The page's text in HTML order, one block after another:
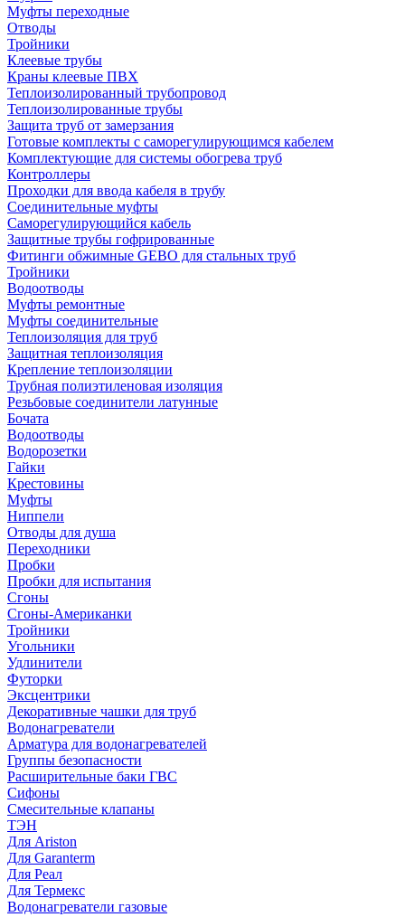
Муфты переходные
Отводы
Тройники
Клеевые трубы
Краны клеевые ПВХ
Теплоизолированный трубопровод
Теплоизолированные трубы
Защита труб от замерзания
Готовые комплекты с саморегулирующимся кабелем
Комплектующие для системы обогрева труб
Контроллеры
Проходки для ввода кабеля в трубу
Соединительные муфты
Саморегулирующийся кабель
Защитные трубы гофрированные
Фитинги обжимные GEBO для стальных труб
Тройники
Водоотводы
Муфты ремонтные
Муфты соединительные
Теплоизоляция для труб
Защитная теплоизоляция
Крепление теплоизоляции
Трубная полиэтиленовая изоляция
Резьбовые соединители латунные
Бочата
Водоотводы
Водорозетки
Гайки
Крестовины
Муфты
Ниппели
Отводы для душа
Переходники
Пробки
Пробки для испытания
Сгоны
Сгоны-Американки
Тройники
Угольники
Удлинители
Футорки
Эксцентрики
Декоративные чашки для труб
Водонагреватели
Арматура для водонагревателей
Группы безопасности
Расширительные баки ГВС
Сифоны
Смесительные клапаны
ТЭН
Для Ariston
Для Garanterm
Для Реал
Для Термекс
Водонагреватели газовые